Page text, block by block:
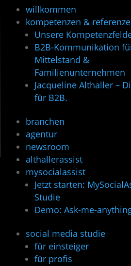
willkommen
kompetenzen &
Unsere
B2B-Kommunikation
Mittelstand &
Familienunternehmen
Jacqueline Althaller –
für B2B.
branchen
agentur
newsroom
althallerassist
mysocialassist
Jetzt starten:
Studie
Demo: Ask-me-
social media studie
für einsteiger
für profis